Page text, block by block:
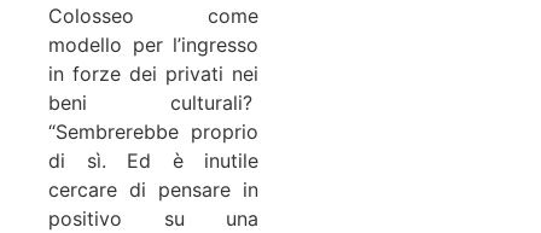
Colosseo come
modello per l’ingresso
in forze dei privati nei
beni culturali?
“Sembrerebbe proprio
di sì. Ed è inutile
cercare di pensare in
positivo su una